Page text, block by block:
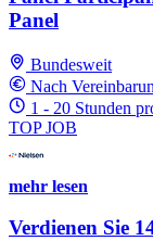
Panel
Bundesweit
Nach
1 - 20 Stunden
TOP JOB
mehr lesen
Verdienen Sie